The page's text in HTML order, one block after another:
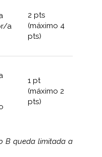
a
2 pts
(máximo 4
pts)
1 pt
(máximo 2
pts)
B queda limitada a